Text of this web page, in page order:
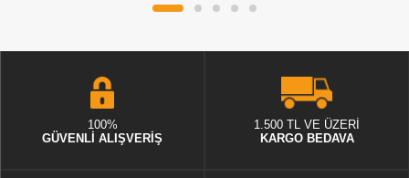
100%
GÜVENLİ ALIŞVERİŞ
1.500 TL VE ÜZERİ
KARGO BEDAVA